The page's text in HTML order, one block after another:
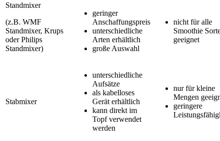
Standmixer
(z.B. WMF
Standmixer, Krups
oder Philips
Standmixer)
geringer
Anschaffungspreis
unterschiedliche
Arten erhältlich
große Auswahl
nicht für alle
Smoothie
geeignet
Stabmixer
unterschiedliche
Aufsätze
als kabelloses
Gerät erhältlich
kann direkt im
Topf verwendet
werden
nur für kleine
Mengen
geringere